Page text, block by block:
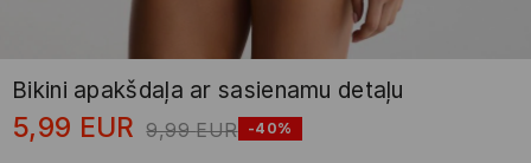
Bikini apakšdaļa ar sasienamu detaļu
5,99 EUR 9,99 EUR -40%